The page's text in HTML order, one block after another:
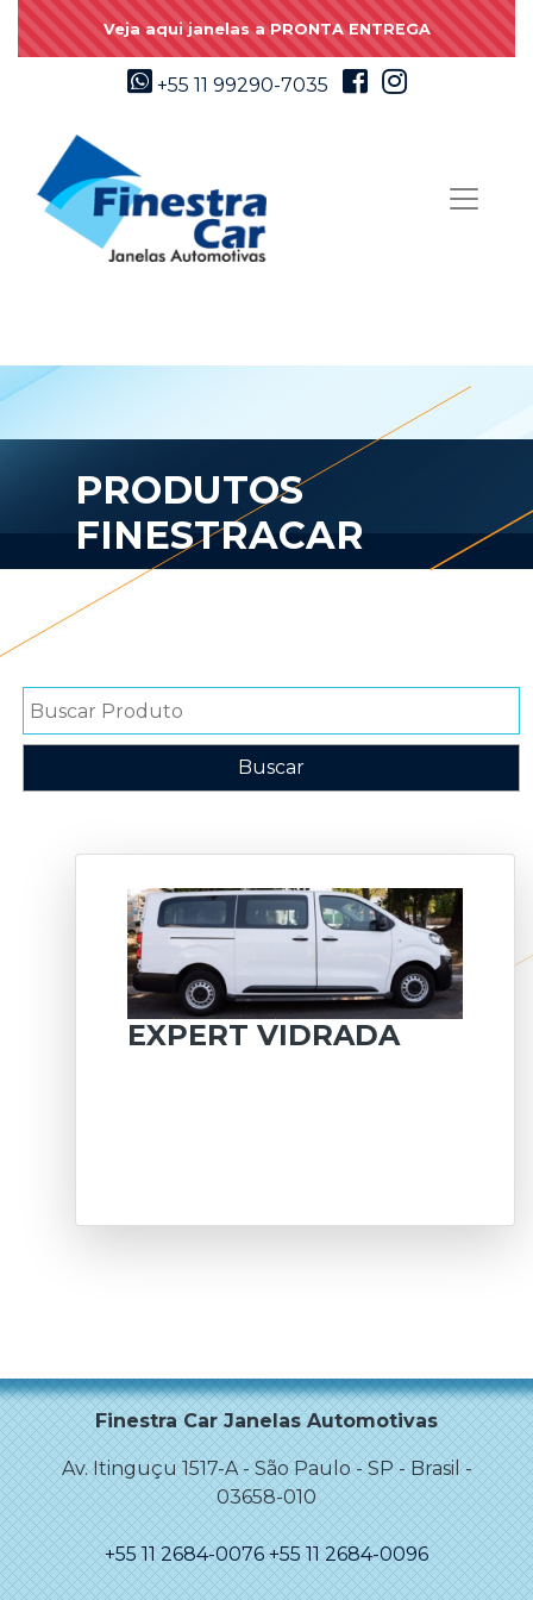
Veja aqui janelas a PRONTA ENTREGA
+55 11 99290-7035
PRODUTOS
FINESTRACAR
EXPERT VIDRADA
Finestra Car Janelas Automotivas
Av. Itinguçu 1517-A-São Paulo-SP - Brasil-
03658-010
+55 11 2684-0076 +55 11 2684-0096